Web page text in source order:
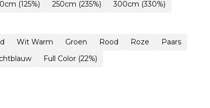
(125%) 250cm (235%) 300cm (330%)
Wit Warm Groen Rood Roze
Paars
Full Color (22%)